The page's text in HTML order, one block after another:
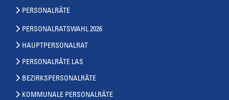
PERSONALRÄTE
PERSONALRATSWAHL 2026
HAUPTPERSONALRAT
PERSONALRÄTE LAS
BEZIRKSPERSONALRÄTE
KOMMUNALE PERSONALRÄTE